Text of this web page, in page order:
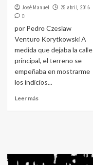
José Manuel 25 abril, 2016
0
por Pedro Czeslaw
Venturo Korytkowski A
medida que dejaba la calle
principal, el terreno se
empeñaba en mostrarme
los indicios...
Leer más